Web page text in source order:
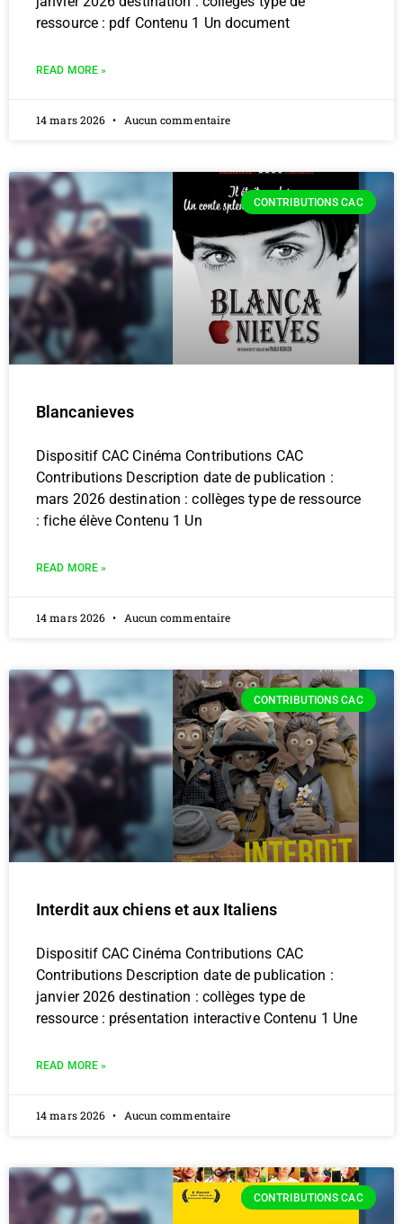
ressource : pdf Contenu 1 Un document
READ MORE »
14 mars 2026 Aucun commentaire
CONTRIBUTIONS CAC
Blancanieves
Dispositif CAC Cinéma Contributions CAC
Contributions Description date de publication :
mars 2026 destination : collèges type de ressource
: fiche élève Contenu 1 Un
READ MORE »
14 mars 2026 Aucun commentaire
CONTRIBUTIONS CAC
Interdit aux chiens et aux Italiens
Dispositif CAC Cinéma Contributions CAC
Contributions Description date de publication :
janvier 2026 destination : collèges type de
ressource : présentation interactive Contenu 1 Une
READ MORE »
14 mars 2026 Aucun commentaire
CONTRIBUTIONS CAC